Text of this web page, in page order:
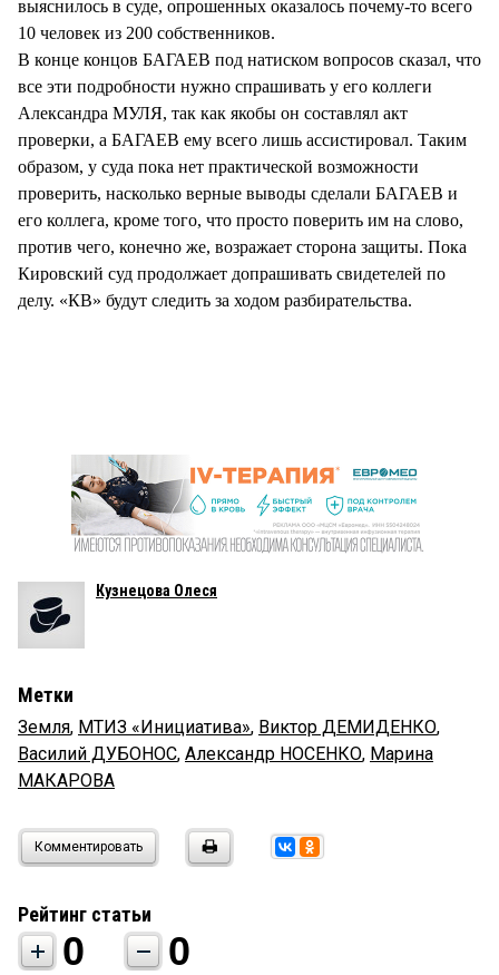
выяснилось в суде, опрошенных оказалось почему-то всего
10 человек из 200 собственников.
В конце концов БАГАЕВ под натиском вопросов сказал, что
все эти подробности нужно спрашивать у его коллеги
Александра МУЛЯ, так как якобы он составлял акт
проверки, а БАГАЕВ ему всего лишь ассистировал. Таким
образом, у суда пока нет практической возможности
проверить, насколько верные выводы сделали БАГАЕВ и
его коллега, кроме того, что просто поверить им на слово,
против чего, конечно же, возражает сторона защиты. Пока
Кировский суд продолжает допрашивать свидетелей по
делу. «КВ» будут следить за ходом разбирательства.
Кузнецова Олеся
Метки
Земля, МТИЗ «Инициатива», Виктор ДЕМИДЕНКО,
Василий ДУБОНОС, Александр НОСЕНКО, Марина
МАКАРОВА
Комментировать
Рейтинг статьи
0 0